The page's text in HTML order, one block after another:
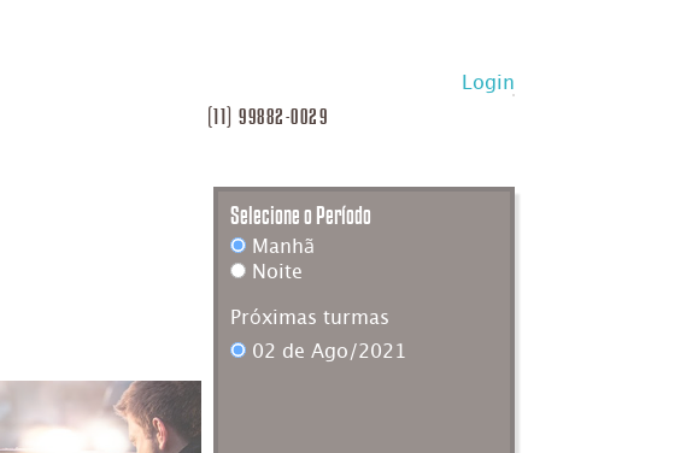
Login
(11) 99882-0029
Selecione o Período
Manhã
Noite
Próximas turmas
02 de Ago/2021